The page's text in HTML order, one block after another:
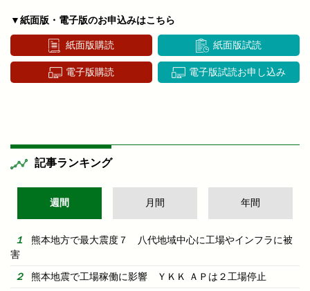
▼紙面版・電子版のお申込みはこちら
紙面版購読 紙面版試読
電子版購読 電子版試読お申し込み
記事ランキング
週間 月間 年間
熊本地方で最大震度７ 八代地域中心に工場やインフラに被
害
熊本地震で工場稼働に影響 ＹＫＫ ＡＰは２工場停止